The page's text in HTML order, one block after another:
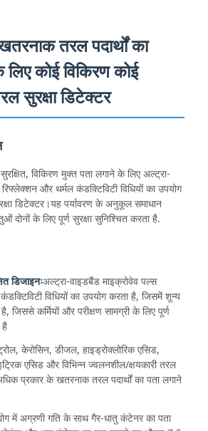
तरल पदार्थों का
कोई विकिरण कोई
सुरक्षा डिटेक्टर
विकिरण मुक्त पता लगाने के लिए अल्ट्रा-
और थर्मल कंडक्टिविटी विधियों का उपयोग
डिटेक्टर।यह पर्यावरण के अनुकूल समाधान
दोनों के लिए पूर्ण सुरक्षा सुनिश्चित करता है.
डिजाइनःअल्ट्रा-वाइडबैंड माइक्रोवेव पल्स
विधियों का उपयोग करता है, जिसमें शून्य
जिससे कर्मियों और परीक्षण सामग्री के लिए पूर्ण
है
केरोसिन, डीजल, हाइड्रोक्लोरिक एसिड,
एसिड और विभिन्न ज्वलनशील/क्षयकारी तरल
प्रकार के खतरनाक तरल पदार्थों का पता लगाने
में अग्रणी गति के साथ गैर-धातु कंटेनर का पता